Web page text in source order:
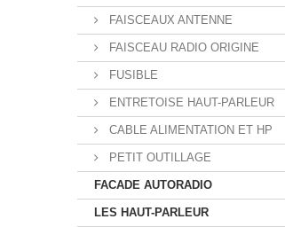
FAISCEAUX ANTENNE
FAISCEAU RADIO ORIGINE
FUSIBLE
ENTRETOISE HAUT-PARLEUR
CABLE ALIMENTATION ET HP
PETIT OUTILLAGE
FACADE AUTORADIO
LES HAUT-PARLEUR